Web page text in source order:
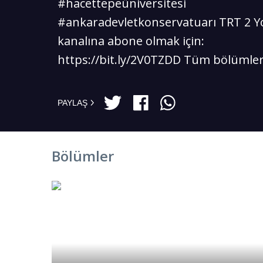
#hacettepeüniversitesi
#ankaradevletkonservatuarı TRT 2
kanalına abone olmak için:
https://bit.ly/2V0TZDD Tüm
PAYLAŞ
Bölümler